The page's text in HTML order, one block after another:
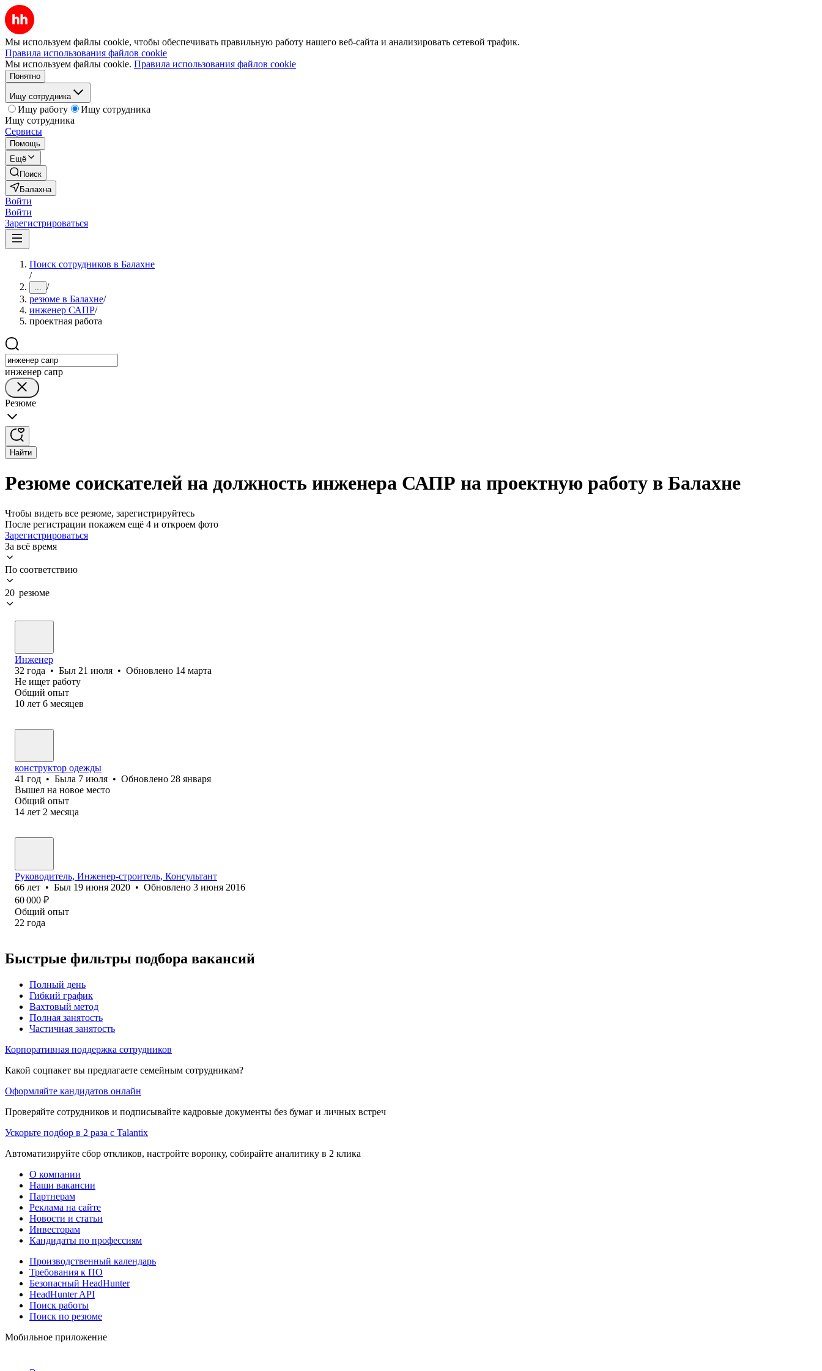
Мы используем файлы cookie, чтобы обеспечивать правильную работу нашего веб-сайта и анализировать сетевой трафик.
Правила использования файлов cookie
Мы используем файлы cookie. Правила использования файлов cookie
Понятно
Ищу сотрудника
Ищу работу
Ищу сотрудника
Ищу сотрудника
Сервисы
Помощь
Ещё
Поиск
Балахна
Войти
Войти
Зарегистрироваться
Поиск сотрудников в Балахне
/
... /
резюме в Балахне/
инженер САПР/
проектная работа
инженер сапр
Резюме
Найти
Резюме соискателей на должность инженера САПР на проектную работу в Балахне
Чтобы видеть все резюме, зарегистрируйтесь
После регистрации покажем ещё 4 и откроем фото
Зарегистрироваться
За всё время
По соответствию
20 резюме
Инженер
32 года • Был 21 июля • Обновлено 14 марта
Не ищет работу
Общий опыт
10 лет 6 месяцев
конструктор одежды
41 год • Была 7 июля • Обновлено 28 января
Вышел на новое место
Общий опыт
14 лет 2 месяца
Руководитель, Инженер-строитель, Консультант
66 лет • Был 19 июня 2020 • Обновлено 3 июня 2016
60 000 ₽
Общий опыт
22 года
Быстрые фильтры подбора вакансий
Полный день
Гибкий график
Вахтовый метод
Полная занятость
Частичная занятость
Корпоративная поддержка сотрудников
Какой соцпакет вы предлагаете семейным сотрудникам?
Оформляйте кандидатов онлайн
Проверяйте сотрудников и подписывайте кадровые документы без бумаг и личных встреч
Ускорьте подбор в 2 раза с Talantix
Автоматизируйте сбор откликов, настройте воронку, собирайте аналитику в 2 клика
О компании
Наши вакансии
Партнерам
Реклама на сайте
Новости и статьи
Инвесторам
Кандидаты по профессиям
Производственный календарь
Требования к ПО
Безопасный HeadHunter
HeadHunter API
Поиск работы
Поиск по резюме
Мобильное приложение